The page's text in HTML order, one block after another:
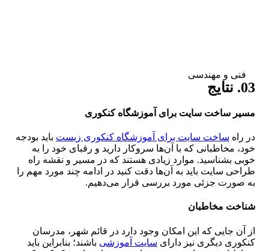
فنی و مهندسی
03. نتایج
مسیر ساخت سایت برای آموزشگاه کنکوری
در راهساخت سایت برای آموزشگاه کنکوری زیستباید بودجه
خود، مخاطبانی که با آن‌ها سروکار دارید و رقبای خود را به
خوبی بشناسید. موارد زیادی هستند که در مسیر و نقشه راه
طراحی سایت باید به آن‌ها دقت کنید در ادامه چند مورد مهم را
به صورت جزئی مورد بررسی قرار می‌دهیم.
شناخت مخاطبان
از آن جایی که این امکان وجود دارد در قائم شهر، مدرسان
کنکوری دیگری نیز دارایسایت آموزشی باشند؛ بنابراین باید